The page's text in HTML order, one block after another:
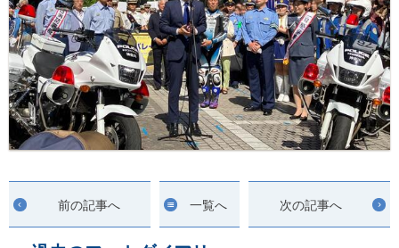
前の記事へ 一覧へ 次の記事へ